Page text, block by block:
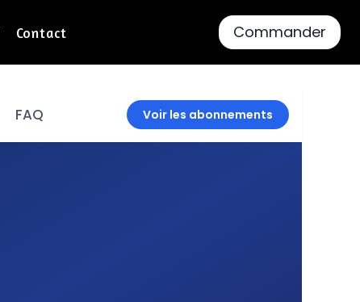
Contact Commander
FAQ Voir les abonnements